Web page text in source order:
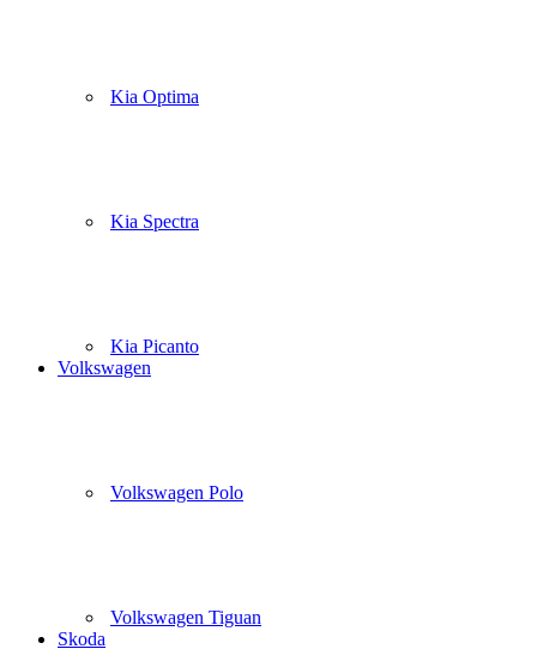
Kia Optima
Kia Spectra
Kia Picanto
Volkswagen
Volkswagen Polo
Volkswagen Tiguan
Skoda